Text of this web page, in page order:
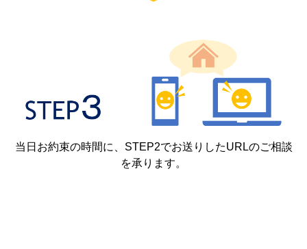
当日お約束の時間に、STEP2でお送りしたURLのご相談
を承ります。